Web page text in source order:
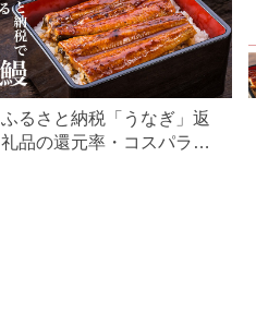
ふるさと納税「うなぎ」返
礼品の還元率・コスパラン